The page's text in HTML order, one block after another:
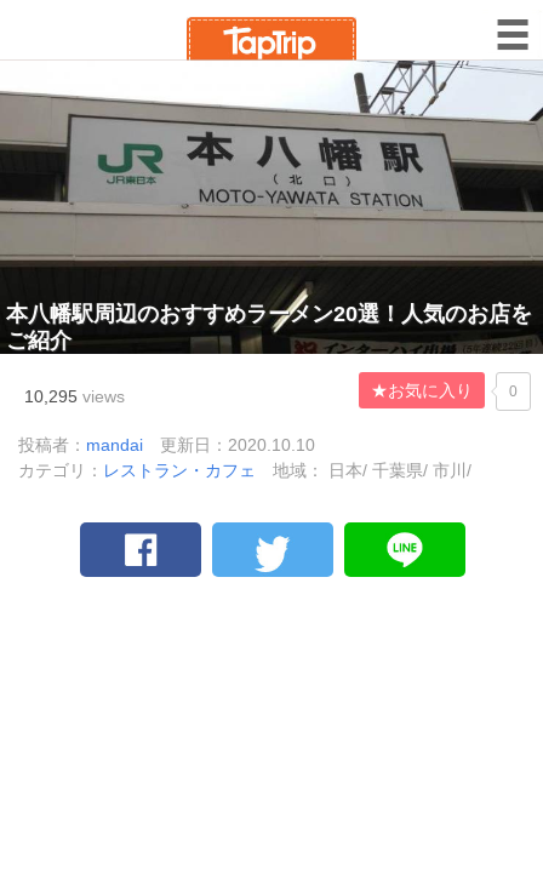
本八幡駅周辺のおすすめラーメン20選！人気のお店を
ご紹介
10,295 views ★お気に入り 0
投稿者： mandai
更新日：2020.10.10
カテゴリ： レストラン・カフェ 地域： 日本/ 千葉県/ 市川/